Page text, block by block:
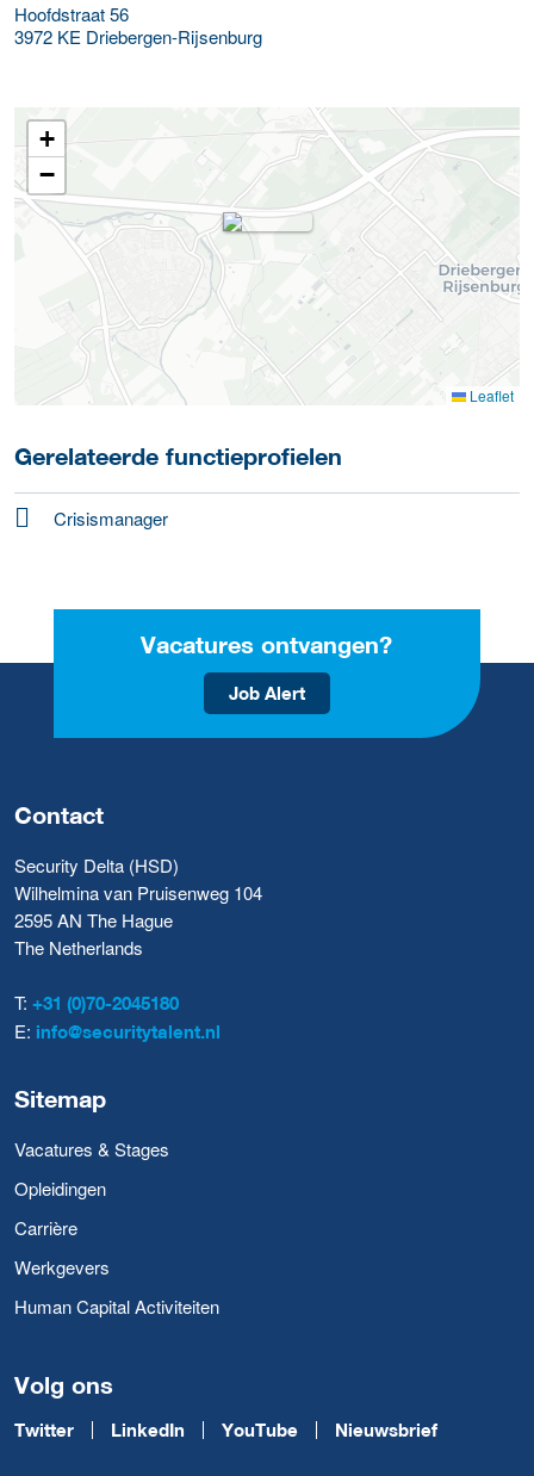
Hoofdstraat 56
3972 KE Driebergen-Rijsenburg
+
−
Leaflet
Gerelateerde functieprofielen
Crisismanager
Vacatures ontvangen?
Job Alert
Contact
Security Delta (HSD)
Wilhelmina van Pruisenweg 104
2595 AN The Hague
The Netherlands
T: +31 (0)70-2045180
E: info@securitytalent.nl
Sitemap
Vacatures & Stages
Opleidingen
Carrière
Werkgevers
Human Capital Activiteiten
Volg ons
Twitter LinkedIn YouTube Nieuwsbrief